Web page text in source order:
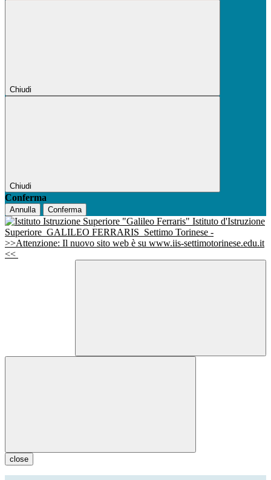
Chiudi
Chiudi
Conferma
Annulla Conferma
Istituto d'Istruzione
Superiore GALILEO FERRARIS Settimo Torinese -
>>Attenzione: Il nuovo sito web è su www.iis-settimotorinese.edu.it
<<
close